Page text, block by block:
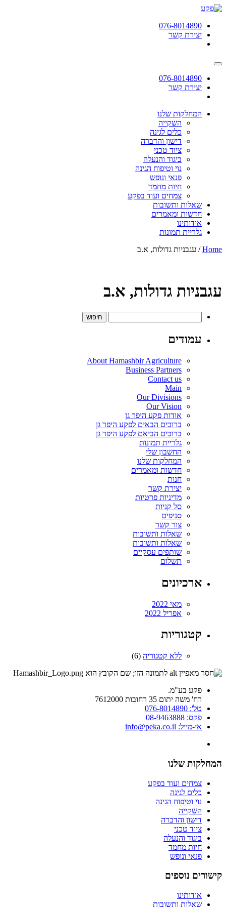
תחילתו
אינטרנט,
לחץ
כדי
לאזור
תוכן
מרכזי
076-8014890
יצירת קשר
076-8014890
יצירת קשר
המחלקות שלנו
השקייה
כלים לגינה
דישון והדברה
ציוד טכני
ביגוד והנעלה
נוי וטיפוח הגינה
פנאי ונופש
חיות מחמד
צמחים ועוד בפקע
שאלות ותשובות
חדשות ומאמרים
אודותינו
גלריית תמונות
Home/ עגבניות גדולות, א.ב
עגבניות גדולות, א.ב
עמודים
About Hamashbir Agriculture
Business Partners
Contact us
Main
Our Divisions
Our Vision
אודות פקע היפר גן
ברוכים הבאים לפקע היפר גן
ברוכים הביאם לפקע היפר גן
גלריית תמונות
החשבון שלי
המחלקות שלנו
חדשות ומאמרים
חנות
יצירת קשר
מדיניות פרטיות
סל קניות
סניפים
צור קשר
שאלות ותשובות
שאלות ותשובות
שותפים עסקיים
תשלום
ארכיונים
מאי 2022
אפריל 2022
קטגוריות
ללא קטגוריה (6)
פקע בע"מ.
רח' משה יתום 35 רחובות 7612000
טל': 076-8014890
פקס: 08-9463888
אי-מייל: info@peka.co.il
המחלקות שלנו
צמחים ועוד בפקע
כלים לגינה
נוי וטיפוח הגינה
השקייה
דישון והדברה
ציוד טכני
ביגוד והנעלה
חיות מחמד
פנאי ונופש
קישורים נוספים
אודותינו
שאלות ותשובות